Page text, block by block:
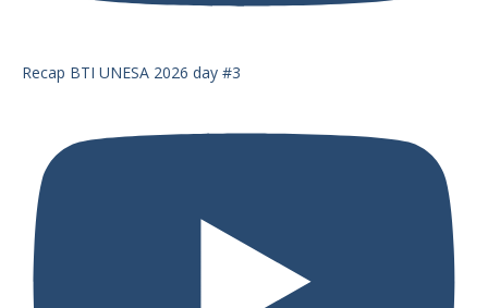
Recap BTI UNESA 2026 day #3